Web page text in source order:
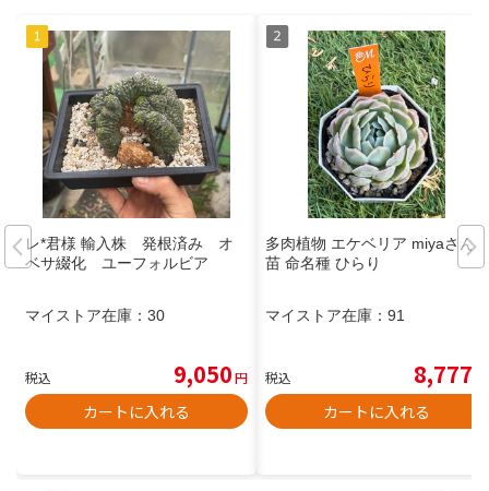
レ*君様 輸入株 発根済み オ
ベサ綴化 ユーフォルビア
マイストア在庫： 30
税込 9,050円
カートに入れる
多肉植物 エケベリア miyaさん
苗 命名種 ひらり
マイストア在庫： 91
税込 8,777
カートに入れる